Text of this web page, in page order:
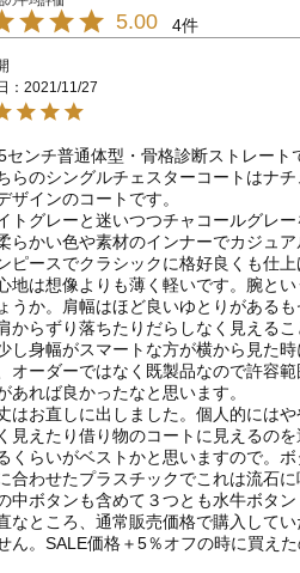
5.00 4
2021/11/27
センチ普通体型・骨格診断ストレート
らのシングルチェスターコートはナ
ザインのコートです。
トグレーと迷いつつチャコールグレ
らかい色や素材のインナーでカジュ
ピースでクラシックに格好良くも仕上
地は想像よりも薄く軽いです。腕と
うか。肩幅はほど良いゆとりがある
からずり落ちたりだらしなく見える
し身幅がスマートな方が横から見た
オーダーではなく既製品なので許容
あれば良かったなと思います。
はお直しに出しました。個人的には
見えたり借り物のコートに見えるの
くらいがベストかと思いますので。
合わせたプラスチックでこれは流石
中ボタンも含めて３つとも水牛ボタン
なところ、通常販売価格で購入して
ん。SALE価格＋5％オフの時に買え